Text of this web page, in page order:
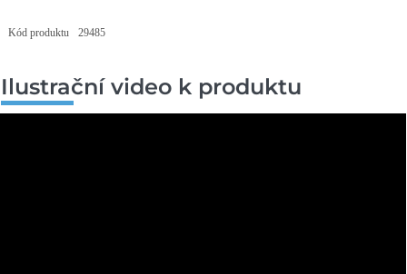
Kód produktu 29485
Ilustrační video k produktu